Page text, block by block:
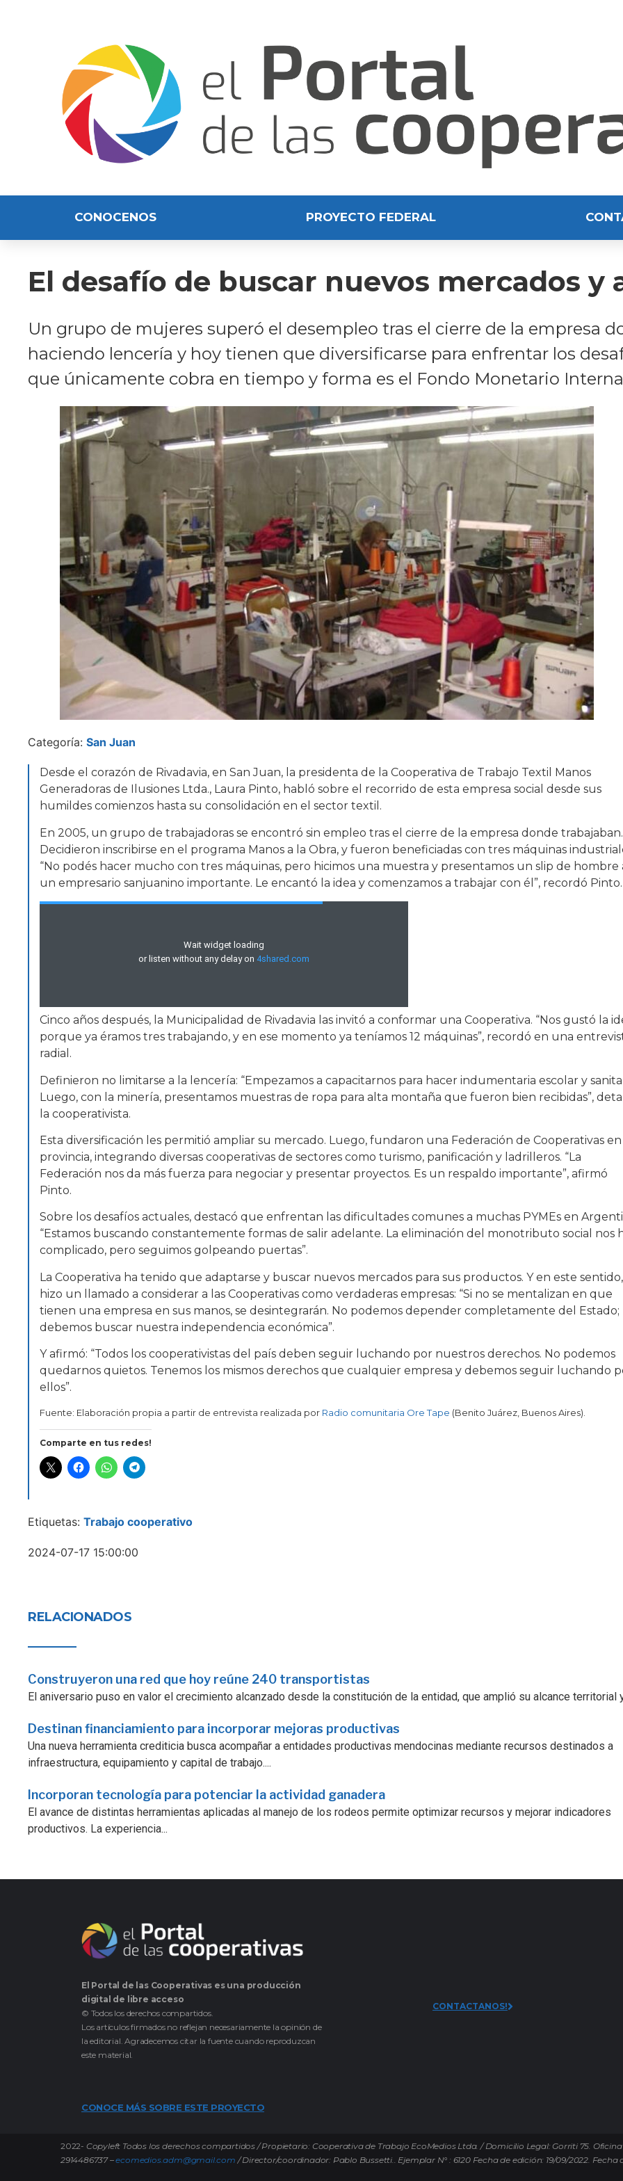
CONOCENOS PROYECTO FEDERAL
El desafío de buscar nuevos mercados y
Un grupo de mujeres superó el desempleo tras el cierre de la empresa
haciendo lencería y hoy tienen que diversificarse para enfrentar los
que únicamente cobra en tiempo y forma es el Fondo Monetario
Categoría: San Juan
Desde el corazón de Rivadavia, en San Juan, la presidenta de la Cooperativa de Trabajo Textil Manos
Generadoras de Ilusiones Ltda., Laura Pinto, habló sobre el recorrido de esta empresa social desde sus
humildes comienzos hasta su consolidación en el sector textil.
En 2005, un grupo de trabajadoras se encontró sin empleo tras el cierre de la empresa donde trabajaban.
Decidieron inscribirse en el programa Manos a la Obra, y fueron beneficiadas con tres máquinas
“No podés hacer mucho con tres máquinas, pero hicimos una muestra y presentamos un slip de hombre
un empresario sanjuanino importante. Le encantó la idea y comenzamos a trabajar con él”, recordó Pinto.
Cinco años después, la Municipalidad de Rivadavia las invitó a conformar una Cooperativa. “Nos gustó la
porque ya éramos tres trabajando, y en ese momento ya teníamos 12 máquinas”, recordó en una
radial.
Definieron no limitarse a la lencería: “Empezamos a capacitarnos para hacer indumentaria escolar y
Luego, con la minería, presentamos muestras de ropa para alta montaña que fueron bien recibidas”,
la cooperativista.
Esta diversificación les permitió ampliar su mercado. Luego, fundaron una Federación de Cooperativas
provincia, integrando diversas cooperativas de sectores como turismo, panificación y ladrilleros. “La
Federación nos da más fuerza para negociar y presentar proyectos. Es un respaldo importante”, afirmó
Pinto.
Sobre los desafíos actuales, destacó que enfrentan las dificultades comunes a muchas PYMEs en
“Estamos buscando constantemente formas de salir adelante. La eliminación del monotributo social nos
complicado, pero seguimos golpeando puertas”.
La Cooperativa ha tenido que adaptarse y buscar nuevos mercados para sus productos. Y en este sentido,
hizo un llamado a considerar a las Cooperativas como verdaderas empresas: “Si no se mentalizan en que
tienen una empresa en sus manos, se desintegrarán. No podemos depender completamente del Estado;
debemos buscar nuestra independencia económica”.
Y afirmó: “Todos los cooperativistas del país deben seguir luchando por nuestros derechos. No podemos
quedarnos quietos. Tenemos los mismos derechos que cualquier empresa y debemos seguir luchando
ellos”.
Fuente: Elaboración propia a partir de entrevista realizada por Radio comunitaria Ore Tape (Benito Juárez, Buenos Aires).
Comparte en tus redes!
Etiquetas: Trabajo cooperativo
2024-07-17 15:00:00
RELACIONADOS
Construyeron una red que hoy reúne 240 transportistas
El aniversario puso en valor el crecimiento alcanzado desde la constitución de la entidad, que amplió su alcance territorial
Destinan financiamiento para incorporar mejoras productivas
Una nueva herramienta crediticia busca acompañar a entidades productivas mendocinas mediante recursos destinados a
infraestructura, equipamiento y capital de trabajo....
Incorporan tecnología para potenciar la actividad ganadera
El avance de distintas herramientas aplicadas al manejo de los rodeos permite optimizar recursos y mejorar indicadores
productivos. La experiencia...
El Portal de las Cooperativas es una producción
digital de libre acceso
© Todos los derechos compartidos.
Los artículos firmados no reflejan necesariamente la opinión de
la editorial. Agradecemos citar la fuente cuando reproduzcan
este material.
CONOCE MÁS SOBRE ESTE PROYECTO
CONTACTANOS!
2022- Copyleft Todos los derechos compartidos / Propietario: Cooperativa de Trabajo EcoMedios Ltda. / Domicilio Legal: Gorriti 75.
2914486737 –ecomedios.adm@gmail.com / Director/coordinador: Pablo Bussetti.. Ejemplar N° : 6120 Fecha de edición: 19/09/2022. Fecha